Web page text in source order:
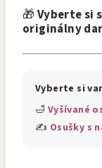
🎁 Vyberte si
originálny
Vyberte si
🛁 Vyšívané
✍️ Osušky s